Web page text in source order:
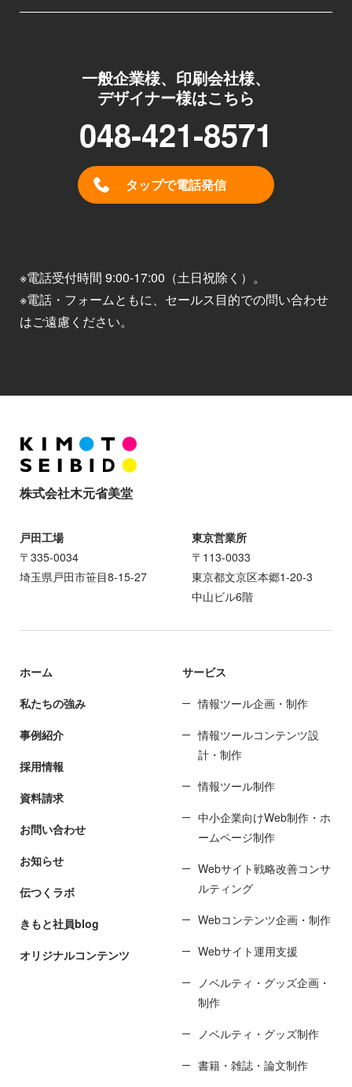
一般企業様、印刷会社様、
デザイナー様はこちら
048-421-8571
タップで電話発信
※電話受付時間 9:00-17:00（土日祝除く）。
※電話・フォームともに、セールス目的での問い合わせ
はご遠慮ください。
株式会社木元省美堂
戸田工場
〒335-0034
埼玉県戸田市笹目8-15-27
東京営業所
〒113-0033
東京都文京区本郷1-20-3
中山ビル6階
ホーム
私たちの強み
事例紹介
採用情報
資料請求
お問い合わせ
お知らせ
伝つくラボ
きもと社員blog
オリジナルコンテンツ
サービス
情報ツール企画・制作
情報ツールコンテンツ設
計・制作
情報ツール制作
中小企業向けWeb制作・ホ
ームページ制作
Webサイト戦略改善コンサ
ルティング
Webコンテンツ企画・制作
Webサイト運用支援
ノベルティ・グッズ企画・
制作
ノベルティ・グッズ制作
書籍・雑誌・論文制作